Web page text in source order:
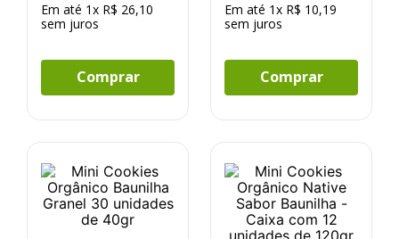
Em até 1x R$ 26,10
sem juros
Comprar
Em até 1x R$ 10,19
sem juros
Comprar